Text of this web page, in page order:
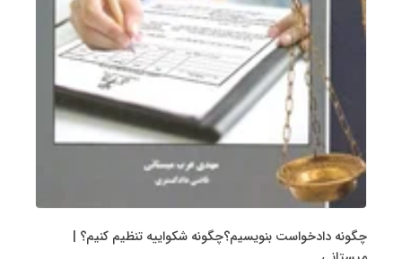
چگونه دادخواست بنویسیم؟چگونه شکواییه تنظیم کنیم؟ |